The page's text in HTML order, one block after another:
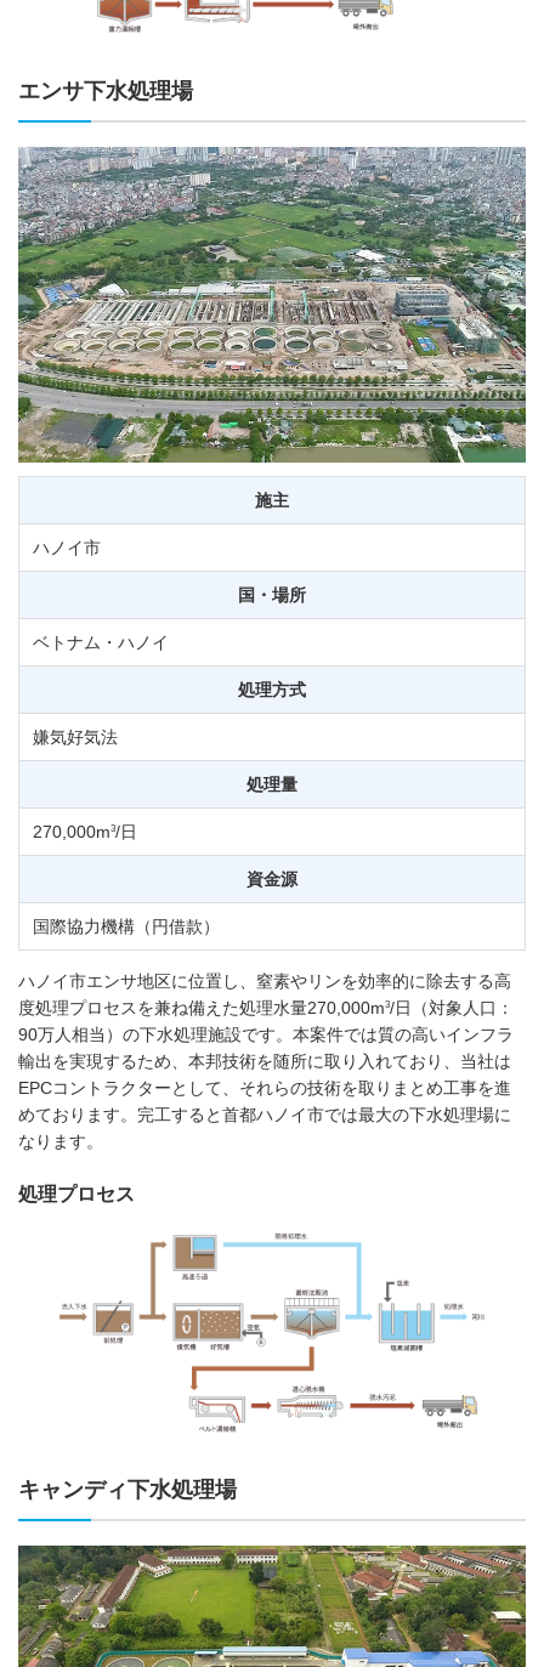
エンサ下水処理場
施主
ハノイ市
国・場所
ベトナム・ハノイ
処理方式
嫌気好気法
処理量
270,000m3/日
資金源
国際協力機構（円借款）
ハノイ市エンサ地区に位置し、窒素やリンを効率的に除去する高
度処理プロセスを兼ね備えた処理水量270,000m3/日（対象人口：
90万人相当）の下水処理施設です。本案件では質の高いインフラ
輸出を実現するため、本邦技術を随所に取り入れており、当社は
EPCコントラクターとして、それらの技術を取りまとめ工事を進
めております。完工すると首都ハノイ市では最大の下水処理場に
なります。
処理プロセス
キャンディ下水処理場